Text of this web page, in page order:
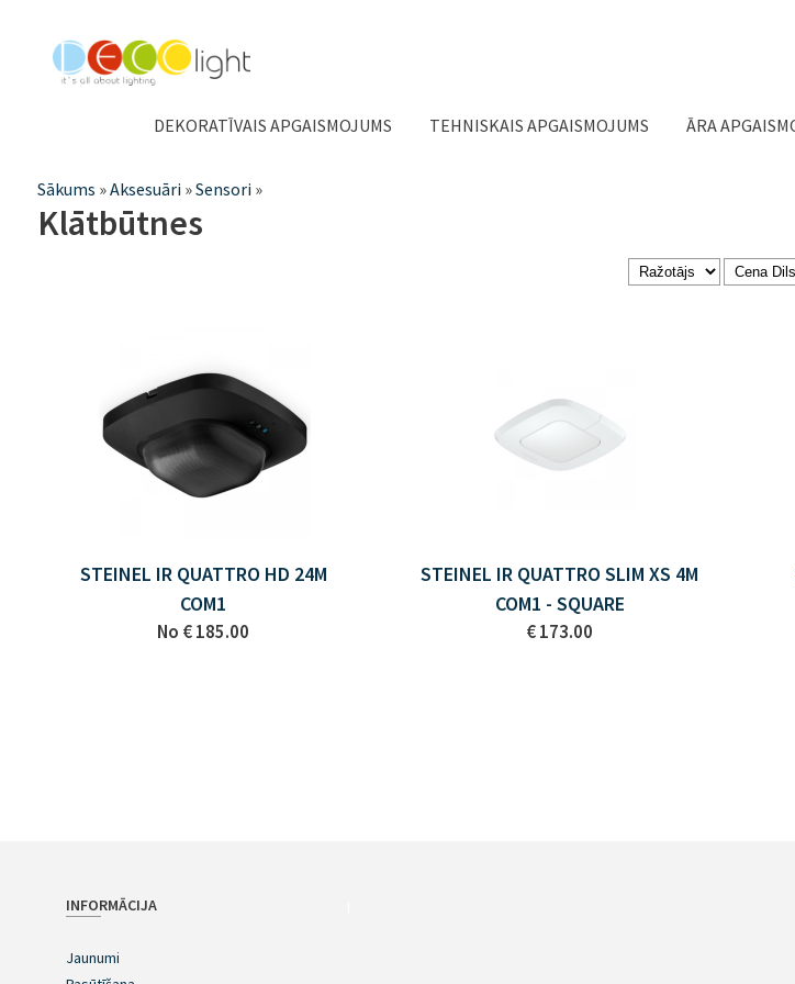
DEKORATĪVAIS APGAISMOJUMS TEHNISKAIS APGAISMOJUMS ĀRA
Jūs
atrodaties
Sākums »Aksesuāri »Sensori »
Klātbūtnes
STEINEL IR QUATTRO HD 24M
COM1
No € 185.00
STEINEL IR QUATTRO SLIM XS 4M
COM1 - SQUARE
€ 173.00
INFORMĀCIJA
Jaunumi